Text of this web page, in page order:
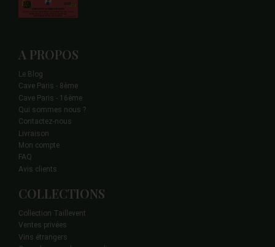
A PROPOS
Le Blog
Cave Paris - 8ème
Cave Paris - 16ème
Qui sommes nous ?
Contactez-nous
Livraison
Mon compte
FAQ
Avis clients
COLLECTIONS
Collection Taillevent
Ventes privées
Vins étrangers